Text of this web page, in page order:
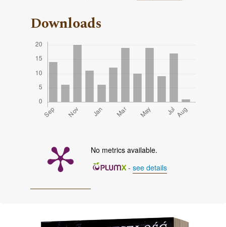
Downloads
No metrics available.
- see details